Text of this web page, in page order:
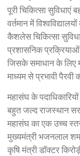
पूरी चिकित्सा सुविधाएं
वर्तमान में
कैशलेस चिकित्सा
प्रशासनिक प्रक्रियाओं
जिसके समाधान के लिए
माध्यम से प्रभावी पैरवी
महासंघ के
बहुत जल्द राजस्थान
महासंघ का एक उच्च
मुख्यमंत्री भजनलाल
कृषि मंत्री डॉक्टर